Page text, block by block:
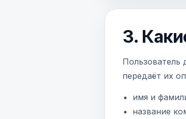
3.
Пользователь
передаёт их
имя и
название